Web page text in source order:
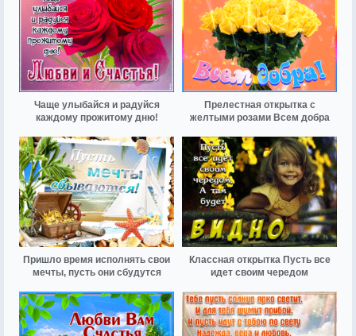
Чаще улыбайся и радуйся
каждому прожитому дню!
Прелестная открытка с
желтыми розами Всем добра
Пришло время исполнять свои
мечты, пусть они сбудутся
Классная открытка Пусть все
идет своим чередом